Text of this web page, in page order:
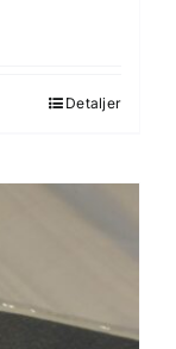
Detaljer